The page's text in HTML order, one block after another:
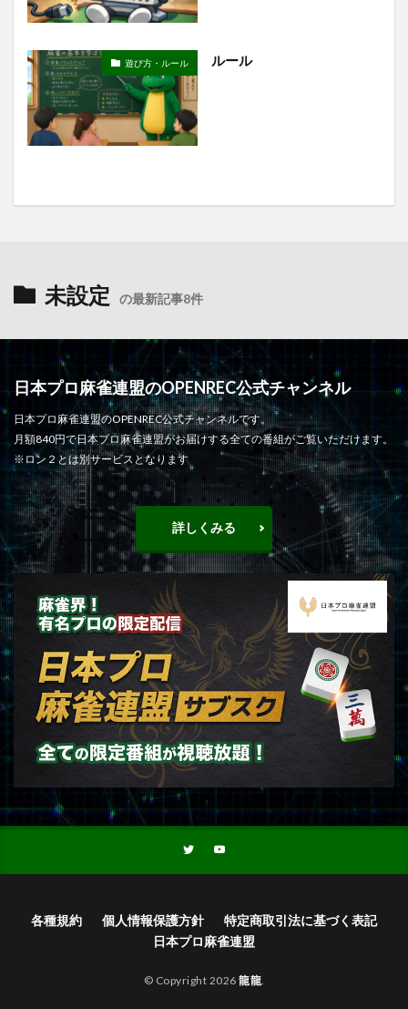
遊び方・ルール ルール
未設定 の最新記事8件
日本プロ麻雀連盟のOPENREC公式チャンネル
日本プロ麻雀連盟のOPENREC公式チャンネルです。
月額840円で日本プロ麻雀連盟がお届けする全ての番組がご覧いただけます。
※ロン２とは別サービスとなります
詳しくみる
各種規約 個人情報保護方針
特定商取引法に基づく表記
日本プロ麻雀連盟
© Copyright 2026 龍龍.